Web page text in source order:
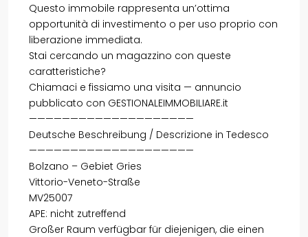
Questo immobile rappresenta un’ottima
opportunità di investimento o per uso proprio con
liberazione immediata.
Stai cercando un magazzino con queste
caratteristiche?
Chiamaci e fissiamo una visita — annuncio
pubblicato con GESTIONALEIMMOBILIARE.it
————————————————————
Deutsche Beschreibung / Descrizione in Tedesco
————————————————————
Bolzano – Gebiet Gries
Vittorio-Veneto-Straße
MV25007
APE: nicht zutreffend
Großer Raum verfügbar für diejenigen, die einen